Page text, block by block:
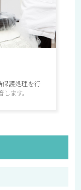
保護処理を行
ます。